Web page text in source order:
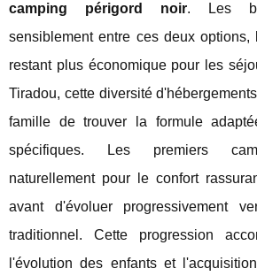
camping périgord noir. Les
sensiblement entre ces deux options,
restant plus économique pour les
Tiradou, cette diversité
famille de trouver la formule
spécifiques. Les premiers
naturellement pour le confort
avant d'évoluer progressivement
traditionnel. Cette progression
l'évolution des enfants et